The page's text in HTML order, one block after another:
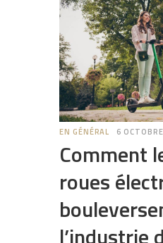
EN GÉNÉRAL 6
Comment
roues
l’industrie